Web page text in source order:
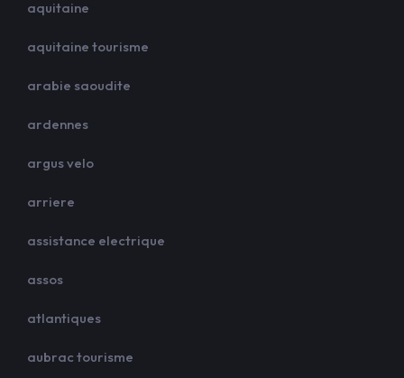
aquitaine
aquitaine tourisme
arabie saoudite
ardennes
argus velo
arriere
assistance electrique
assos
atlantiques
aubrac tourisme